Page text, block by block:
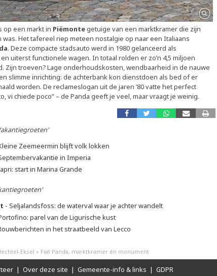
op een markt in Piëmontegetuige van een marktkramer die zijn
Het tafereel riep meteen nostalgie op naar een Italiaans
. Deze compacte stadsauto werd in 1980 gelanceerd als
uiterst functionele wagen. In totaal rolden er zo’n 4,5 miljoen
Zijn troeven? Lage onderhoudskosten, wendbaarheid in de nauwe
slimme inrichting: de achterbank kon dienstdoen als bed of er
worden. De reclameslogan uit de jaren ’80 vatte het perfect
vi chiede poco” – de Panda geeft je veel, maar vraagt je weinig.
Zeemeermin blijft volk lokken
in Imperia
start in Marina Grande
- Seljalandsfoss: de waterval waar je achter wandelt
parel van de Ligurische kust
in het straatbeeld van Lecco
Eksel » Fiat Panda, marktkramer én monument
| Over deze site | Gemeente-info & links | GDPR